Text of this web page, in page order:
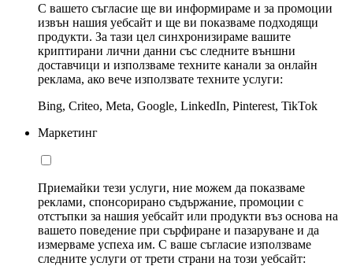
С вашето съгласие ще ви информираме и за промоции
извън нашия уебсайт и ще ви показваме подходящи
продукти. За тази цел синхронизираме вашите
криптирани лични данни със следните външни
доставчици и използваме техните канали за онлайн
реклама, ако вече използвате техните услуги:
Bing, Criteo, Meta, Google, LinkedIn, Pinterest, TikTok
Маркетинг
Приемайки тези услуги, ние можем да показваме
реклами, спонсорирано съдържание, промоции с
отстъпки за нашия уебсайт или продукти въз основа на
вашето поведение при сърфиране и пазаруване и да
измерваме успеха им. С ваше съгласие използваме
следните услуги от трети страни на този уебсайт: